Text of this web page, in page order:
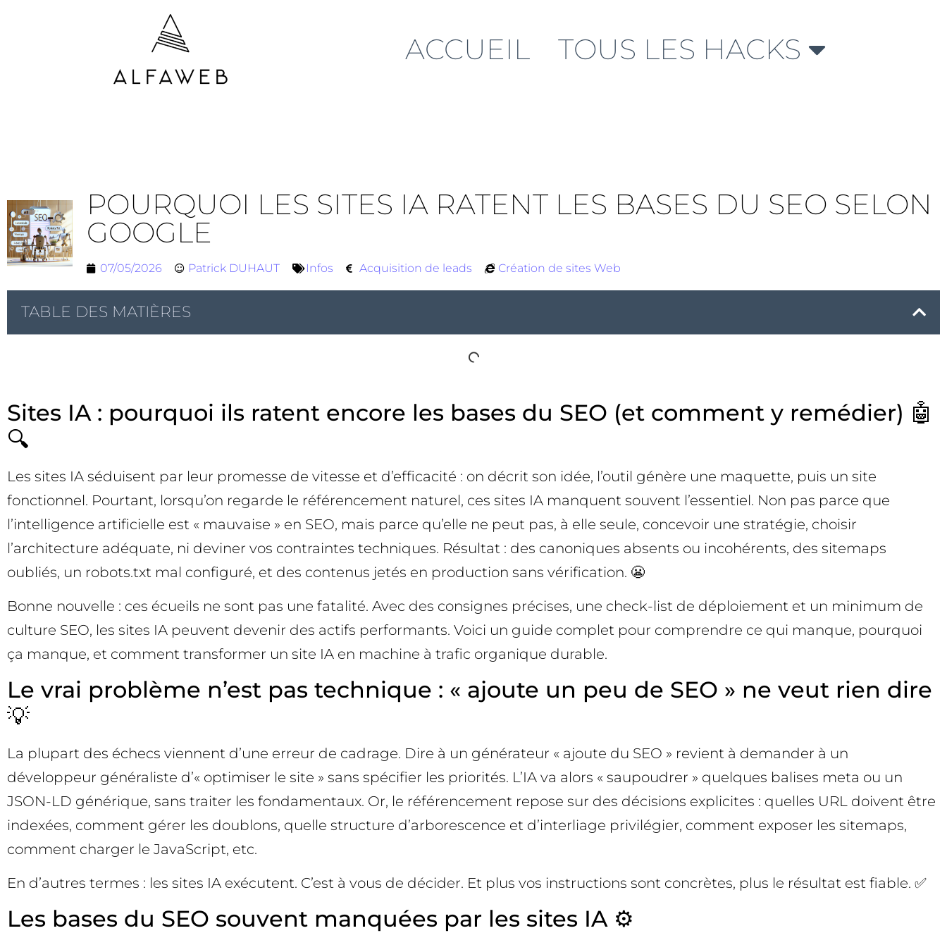
ACCUEIL TOUS LES HACKS
POURQUOI LES SITES IA RATENT LES BASES DU SEO SELON
GOOGLE
07/05/2026 Patrick DUHAUT Infos Acquisition de leads Création de sites Web
TABLE DES MATIÈRES
Sites IA : pourquoi ils ratent encore les bases du SEO (et comment y remédier) 🤖
🔍
Les sites IA séduisent par leur promesse de vitesse et d’efficacité : on décrit son idée, l’outil génère une maquette, puis un site
fonctionnel. Pourtant, lorsqu’on regarde le référencement naturel, ces sites IA manquent souvent l’essentiel. Non pas parce que
l’intelligence artificielle est « mauvaise » en SEO, mais parce qu’elle ne peut pas, à elle seule, concevoir une stratégie, choisir
l’architecture adéquate, ni deviner vos contraintes techniques. Résultat : des canoniques absents ou incohérents, des sitemaps
oubliés, un robots.txt mal configuré, et des contenus jetés en production sans vérification. 😬
Bonne nouvelle : ces écueils ne sont pas une fatalité. Avec des consignes précises, une check-list de déploiement et un minimum de
culture SEO, les sites IA peuvent devenir des actifs performants. Voici un guide complet pour comprendre ce qui manque, pourquoi
ça manque, et comment transformer un site IA en machine à trafic organique durable.
Le vrai problème n’est pas technique : « ajoute un peu de SEO » ne veut rien dire
💡
La plupart des échecs viennent d’une erreur de cadrage. Dire à un générateur « ajoute du SEO » revient à demander à un
développeur généraliste d’« optimiser le site » sans spécifier les priorités. L’IA va alors « saupoudrer » quelques balises meta ou un
JSON-LD générique, sans traiter les fondamentaux. Or, le référencement repose sur des décisions explicites : quelles URL doivent être
indexées, comment gérer les doublons, quelle structure d’arborescence et d’interliage privilégier, comment exposer les sitemaps,
comment charger le JavaScript, etc.
En d’autres termes : les sites IA exécutent. C’est à vous de décider. Et plus vos instructions sont concrètes, plus le résultat est fiable. ✅
Les bases du SEO souvent manquées par les sites IA ⚙️